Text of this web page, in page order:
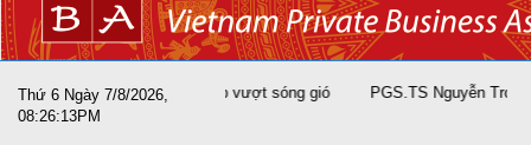
Thứ 6 Ngày 7/8/2026,
08:26:14PM
cánh cùng doanh nghiệp vượt sóng gió PGS.TS Nguyễn Trọng